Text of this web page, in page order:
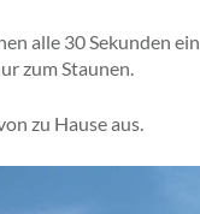
alle 30 Sekunden ein
zum Staunen.
zu Hause aus.